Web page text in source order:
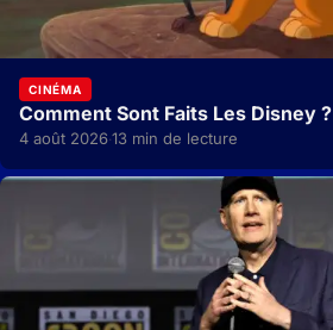
CINÉMA
Comment Sont Faits Les Disney ?
4 août 2026·13 min de lecture